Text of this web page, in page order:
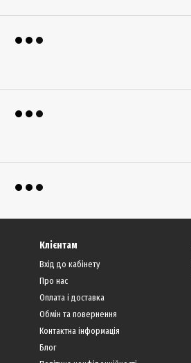
Клієнтам
Вхід до кабінету
Про нас
Оплата і доставка
Обмін та повернення
Контактна інформація
Блог